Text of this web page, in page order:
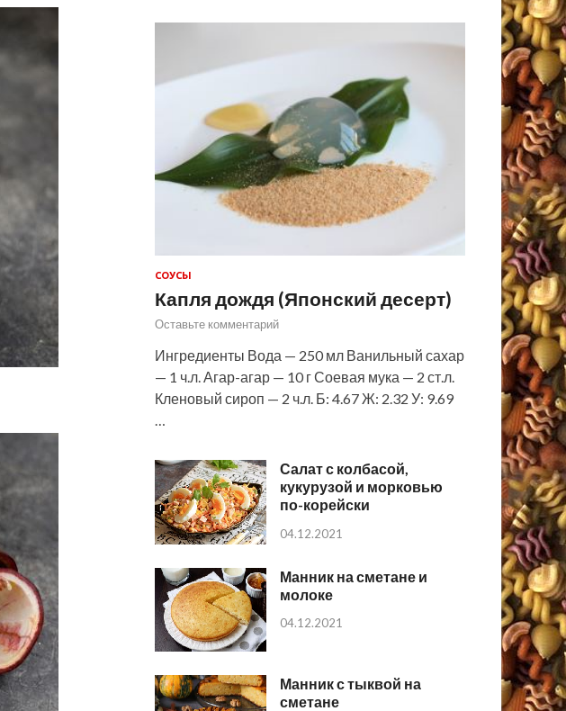
СОУСЫ
Капля дождя (Японский десерт)
Оставьте комментарий
Ингредиенты Вода — 250 мл Ванильный сахар
— 1 ч.л. Агар-агар — 10 г Соевая мука — 2 ст.л.
Кленовый сироп — 2 ч.л. Б: 4.67 Ж: 2.32 У: 9.69
…
Салат с колбасой,
кукурузой и морковью
по-корейски
04.12.2021
Манник на сметане и
молоке
04.12.2021
Манник с тыквой на
сметане